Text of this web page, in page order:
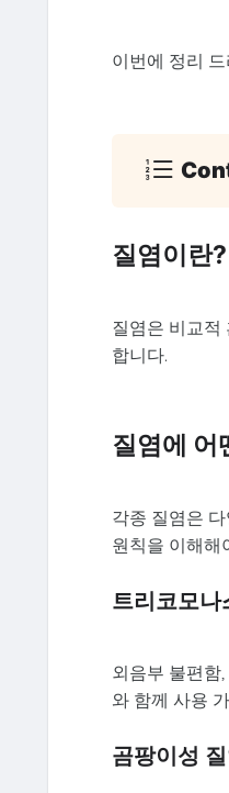
이번에 정리
질염이란?
질염은 비교적
합니다.
질염에 어
각종 질염은
원칙을 이해해
트리코모나
외음부 불편함
와 함께 사용
곰팡이성